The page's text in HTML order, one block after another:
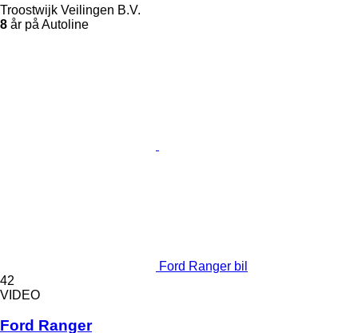
Troostwijk Veilingen B.V.
8 år på Autoline
Ford Ranger bil
42
VIDEO
Ford Ranger